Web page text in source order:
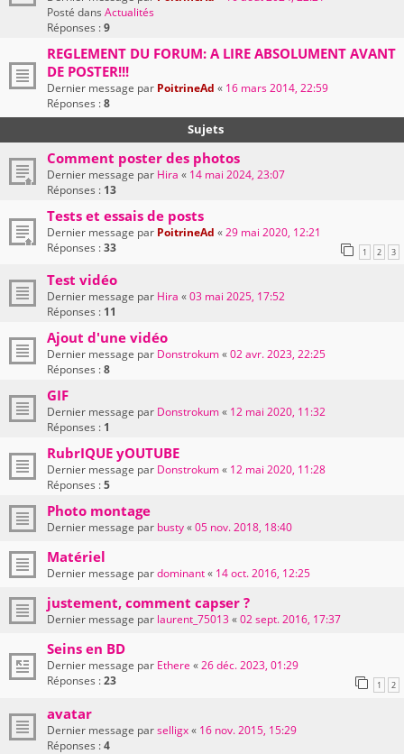
Posté dans Actualités
Réponses :9
REGLEMENT DU FORUM: A LIRE ABSOLUMENT AVANT
DE POSTER!!!
Dernier message par PoitrineAd « 16 mars 2014, 22:59
Réponses :8
Sujets
Comment poster des photos
Dernier message par Hira « 14 mai 2024, 23:07
Réponses : 13
Tests et essais de posts
Dernier message par PoitrineAd «29 mai 2020, 12:21
Réponses :33 1 2 3
Test vidéo
Dernier message par Hira «03 mai 2025, 17:52
Réponses : 11
Ajout d'une vidéo
Dernier message par Donstrokum«02 avr. 2023, 22:25
Réponses :8
GIF
Dernier message par Donstrokum« 12 mai 2020, 11:32
Réponses : 1
RubrIQUE yOUTUBE
Dernier message par Donstrokum« 12 mai 2020, 11:28
Réponses :5
Photo montage
Dernier message par busty«05 nov. 2018, 18:40
Matériel
Dernier message pardominant« 14 oct. 2016, 12:25
justement, comment capser ?
Dernier message par laurent_75013«02 sept. 2016, 17:37
Seins en BD
Dernier message par Ethere «26 déc. 2023, 01:29
Réponses :23 1 2
avatar
Dernier message parselligx« 16 nov. 2015, 15:29
Réponses :4